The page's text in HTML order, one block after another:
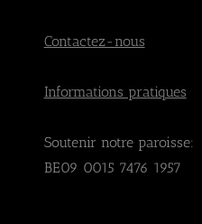
Contactez-nous
Informations pratiques
Soutenir notre paroisse:
BE09 0015 7476 1957